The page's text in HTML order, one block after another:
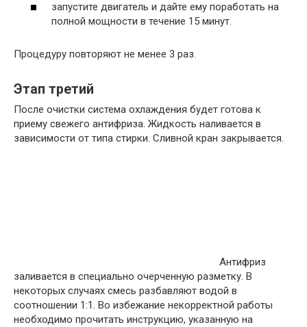
запустите двигатель и дайте ему поработать на
полной мощности в течение 15 минут.
Процедуру повторяют не менее 3 раз.
Этап третий
После очистки система охлаждения будет готова к
приему свежего антифриза. Жидкость наливается в
зависимости от типа стирки. Сливной кран закрывается.
Антифриз
заливается в специально очерченную разметку. В
некоторых случаях смесь разбавляют водой в
соотношении 1:1. Во избежание некорректной работы
необходимо прочитать инструкцию, указанную на